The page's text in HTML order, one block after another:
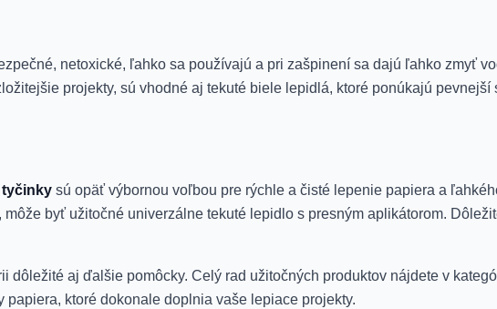
netoxické, ľahko sa používajú a pri zašpinení sa dajú ľahko zmyť
projekty, sú vhodné aj tekuté biele lepidlá, ktoré ponúkajú
tyčinky sú opäť výbornou voľbou pre rýchle a čisté lepenie papiera a
byť užitočné univerzálne tekuté lepidlo s presným aplikátorom.
dôležité aj ďalšie pomôcky. Celý rad užitočných produktov nájdete v
ktoré dokonale doplnia vaše lepiace projekty.